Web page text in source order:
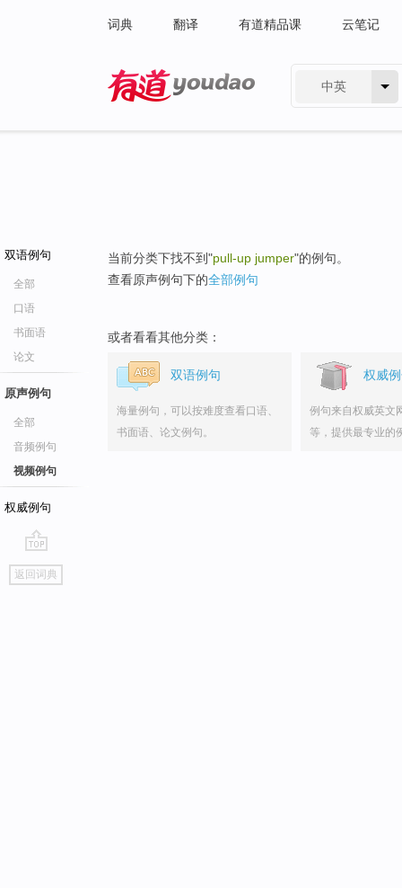
词典 翻译 有道精品课 云笔记
中英
双语例句
全部
口语
书面语
论文
原声例句
全部
音频例句
视频例句
权威例句
go
top
返回词典
当前分类下找不到"pull-up jumper"的例句。
查看原声例句下的全部例句
或者看看其他分类：
双语例句
海量例句，可以按难度查看口语、
书面语、论文例句。
权威
例句来自权威英文
等，提供最专业的